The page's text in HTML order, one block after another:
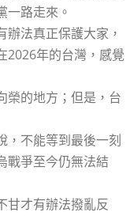
一路走來。
法真正保護大家，
2026年的台灣，感覺
榮的地方；但是，台
，不能等到最後一刻
戰爭至今仍無法結
甘才有辦法撥亂反